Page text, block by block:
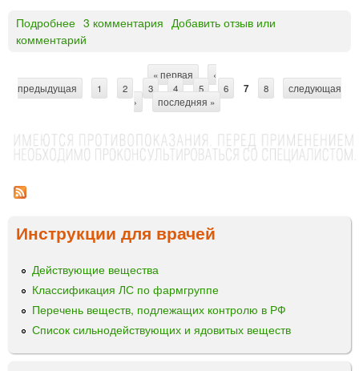
Подробнее
П
г
е
3 комментария Добавить отзыв или
комментарий
С
р
а
н
ц
« первая
‹
предыдущая
1 2 3 4 5 6 7 8
следующая
›
последняя »
Инструкции для врачей
Действующие вещества
Классификация ЛС по фармгруппе
Перечень веществ, подлежащих контролю в РФ
Список сильнодействующих и ядовитых веществ